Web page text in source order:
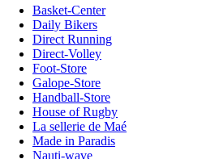
Basket-Center
Daily Bikers
Direct Running
Direct-Volley
Foot-Store
Galope-Store
Handball-Store
House of Rugby
La sellerie de Maé
Made in Paradis
Nauti-wave